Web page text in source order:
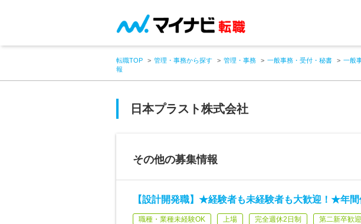
転職TOP 管理・事務から探す 管理・事務 一般事務・受付・秘書 一般
報
日本プラスト株式会社
その他の募集情報
【設計開発職】★経験者も未経験者も大歓迎！★年間
職種・業種未経験OK 上場 完全週休2日制 第二新卒歓迎